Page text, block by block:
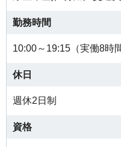
勤務時間
10:00～19:15（実働8時
休日
週休2日制
資格